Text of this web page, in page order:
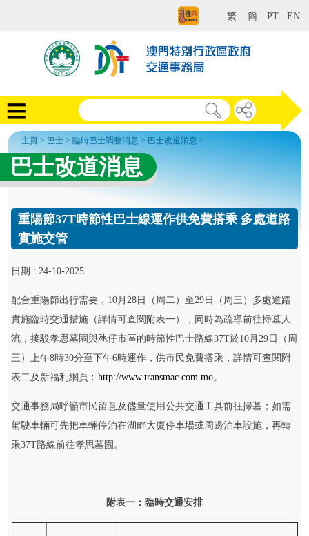
繁 簡 PT EN
主頁 > 巴士 > 臨時巴士調整消息 > 巴士改道消息 >
巴士改道消息
重陽節37T時節性巴士線運作供免費搭乘 多處道路
實施交管
日期 : 24-10-2025
配合重陽節出行需要，10月28日（周二）至29日（周三）多處道路
實施臨時交通措施（詳情可查閱附表一），同時為疏導前往掃墓人
流，接駁孝思墓園與氹仔市區的時節性巴士路線37T於10月29日（周
三）上午8時30分至下午6時運作，供市民免費搭乘，詳情可查閱附
表二及新福利網頁﹕http://www.transmac.com.mo。
交通事務局呼籲市民留意及儘量使用公共交通工具前往掃墓；如需
駕駛車輛可先把車輛停泊在湖畔大廈停車場或周邊泊車設施，再轉
乘37T路線前往孝思墓園。
附表一 ：臨時交通安排